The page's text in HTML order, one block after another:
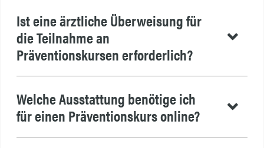
Ist eine ärztliche Überweisung für
die Teilnahme an
Präventionskursen erforderlich?
Welche Ausstattung benötige ich
für einen Präventionskurs online?